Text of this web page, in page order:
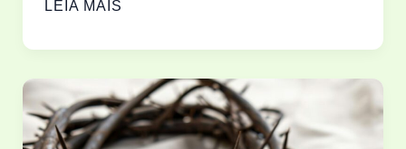
POR
ORAMOS
QUE
EM
LEIA MAIS